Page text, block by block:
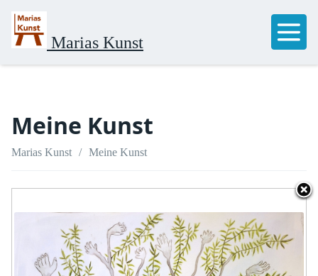
Marias Kunst
Meine Kunst
Marias Kunst Meine Kunst